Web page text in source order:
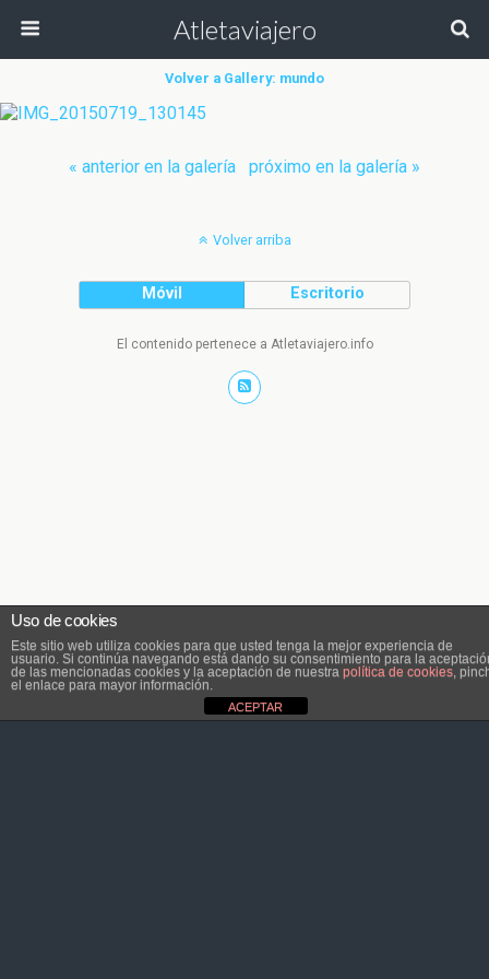
Atletaviajero
Volver a Gallery: mundo
« anterior en la galería próximo en la galería »
Volver arriba
Móvil Escritorio
El contenido pertenece a Atletaviajero.info
Uso de cookies
Este sitio web utiliza cookies para que usted tenga la mejor experiencia de
usuario. Si continúa navegando está dando su consentimiento para la
de las mencionadas cookies y la aceptación de nuestra política de cookies,
el enlace para mayor información.
ACEPTAR